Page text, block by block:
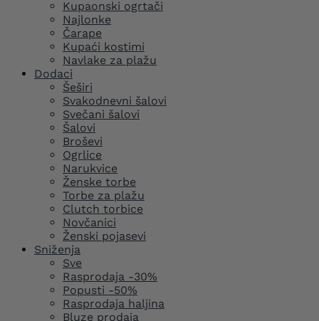
Kupaonski ogrtači
Najlonke
Čarape
Kupaći kostimi
Navlake za plažu
Dodaci
Šeširi
Svakodnevni šalovi
Svečani šalovi
Šalovi
Broševi
Ogrlice
Narukvice
Ženske torbe
Torbe za plažu
Clutch torbice
Novčanici
Ženski pojasevi
Sniženja
Sve
Rasprodaja -30%
Popusti -50%
Rasprodaja haljina
Bluze prodaja